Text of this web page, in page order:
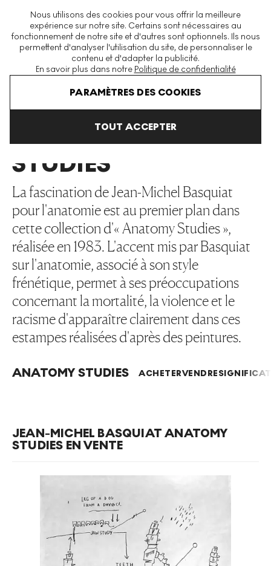
Nous utilisons des cookies pour vous offrir la meilleure
expérience sur notre site. Certains sont nécessaires au
fonctionnement de notre site et d'autres sont optionnels. Ils nous
permettent d'analyser l'utilisation du site, de personnaliser le
contenu et d'adapter la publicité.
En savoir plus dans notre Politique de confidentialité
PARAMÈTRES DES COOKIES
TOUT ACCEPTER
La plus grande plateforme mondiale d'estampes et éditions
modernes et contemporaines
Jean Michel Basquiat Anatomy Studies
ANATOMY
STUDIES
La fascination de Jean-Michel Basquiat
pour l'anatomie est au premier plan dans
cette collection d'« Anatomy Studies »,
réalisée en 1983. L'accent mis par Basquiat
sur l'anatomie, associé à son style
frénétique, permet à ses préoccupations
concernant la mortalité, la violence et le
racisme d'apparaître clairement dans ces
estampes réalisées d'après des peintures.
ANATOMY STUDIES ACHETERVENDRE
JEAN-MICHEL BASQUIAT ANATOMY
STUDIES EN VENTE